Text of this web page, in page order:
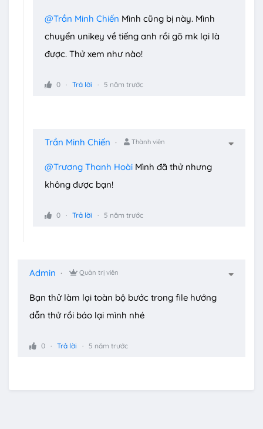
@Trần Minh Chiến Mình cũng bị này. Mình
chuyển unikey về tiếng anh rồi gõ mk lại là
được. Thử xem như nào!
0 Trả lời 5 năm trước
Trần Minh Chiến Thành viên
@Trương Thanh Hoài Mình đã thử nhưng
không được bạn!
0 Trả lời 5 năm trước
Admin Quản trị viên
Bạn thử làm lại toàn bộ bước trong file hướng
dẫn thử rồi báo lại mình nhé
0 Trả lời 5 năm trước